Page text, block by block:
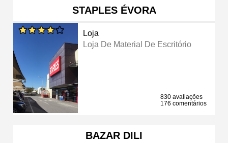
STAPLES ÉVORA
Loja
Loja De Material De Escritório
830 avaliações
176 comentários
BAZAR DILI